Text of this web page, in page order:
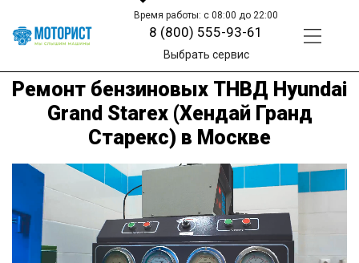
Время работы: с 08:00 до 22:00
8 (800) 555-93-61
Выбрать сервис
Ремонт бензиновых ТНВД Hyundai
Grand Starex (Хендай Гранд
Старекс) в Москве